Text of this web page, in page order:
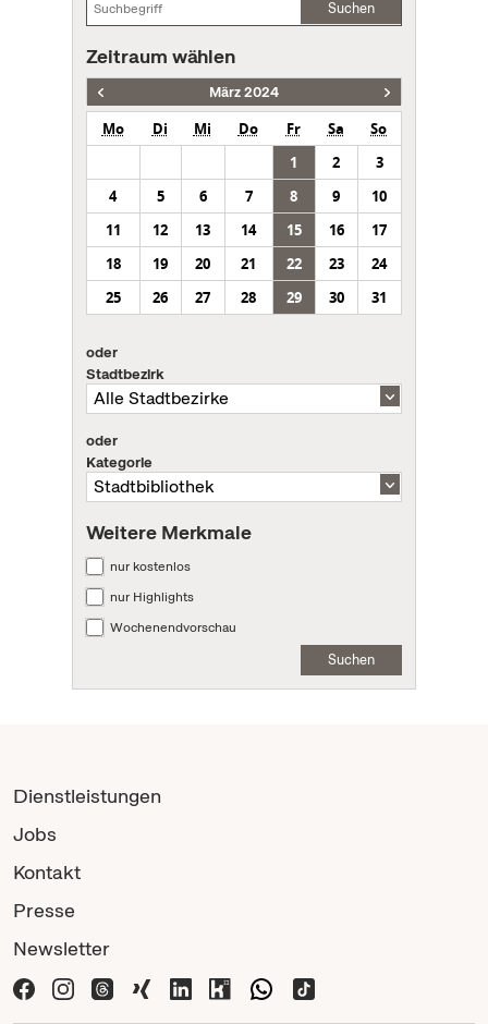
Suchen
Zeitraum wählen
März 2024
Mo Di Mi Do Fr Sa
So
1
2
3
4
5 6 7 8 9
10
11
12 13 14 15 16
17
18
19 20 21 22 23
24
25
26 27 28 29 30 31
oder
Stadtbezirk
oder
Kategorie
Weitere Merkmale
nur kostenlos
nur Highlights
Wochenendvorschau
Suchen
Dienstleistungen
Jobs
Kontakt
Presse
Newsletter